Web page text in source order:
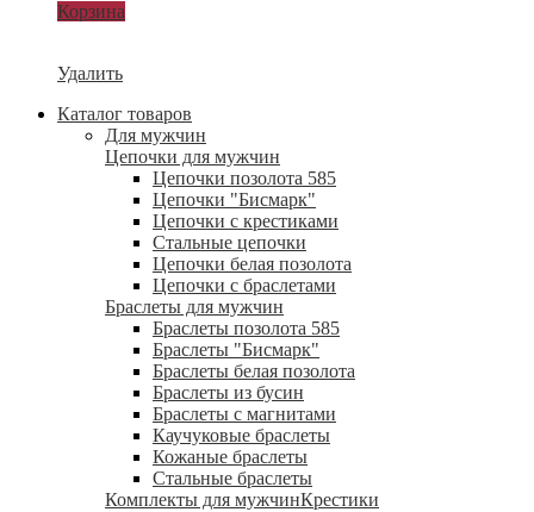
Корзина
Удалить
Каталог товаров
Для мужчин
Цепочки для мужчин
Цепочки позолота 585
Цепочки "Бисмарк"
Цепочки с крестиками
Стальные цепочки
Цепочки белая позолота
Цепочки с браслетами
Браслеты для мужчин
Браслеты позолота 585
Браслеты "Бисмарк"
Браслеты белая позолота
Браслеты из бусин
Браслеты с магнитами
Каучуковые браслеты
Кожаные браслеты
Стальные браслеты
Комплекты для мужчинКрестики